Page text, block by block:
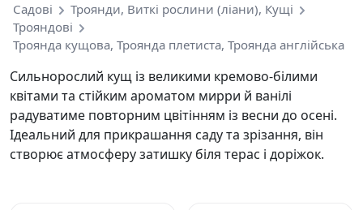
Садові
Троянди, Виткі рослини (ліани), Кущі
Трояндові
Троянда кущова, Троянда плетиста, Троянда англійська
Сильнорослий кущ із великими кремово-білими
квітами та стійким ароматом мирри й ванілі
радуватиме повторним цвітінням із весни до осені.
Ідеальний для прикрашання саду та зрізання, він
створює атмосферу затишку біля терас і доріжок.